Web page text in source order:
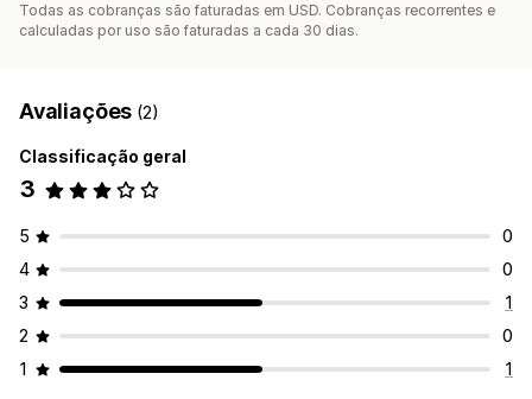
Todas as cobranças são faturadas em USD. Cobranças recorrentes e
calculadas por uso são faturadas a cada 30 dias.
Avaliações (2)
Classificação geral
3
5
0
4
0
3
1
2
0
1
1